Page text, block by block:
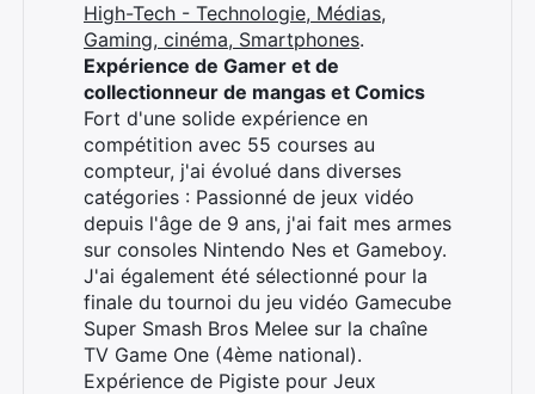
High-Tech - Technologie, Médias,
Gaming, cinéma, Smartphones.
Expérience de Gamer et de
collectionneur de mangas et Comics
Fort d'une solide expérience en
compétition avec 55 courses au
compteur, j'ai évolué dans diverses
catégories : Passionné de jeux vidéo
depuis l'âge de 9 ans, j'ai fait mes armes
sur consoles Nintendo Nes et Gameboy.
J'ai également été sélectionné pour la
finale du tournoi du jeu vidéo Gamecube
Super Smash Bros Melee sur la chaîne
TV Game One (4ème national).
Expérience de Pigiste pour Jeux